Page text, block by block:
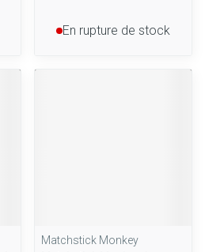
En rupture de stock
Matchstick Monkey